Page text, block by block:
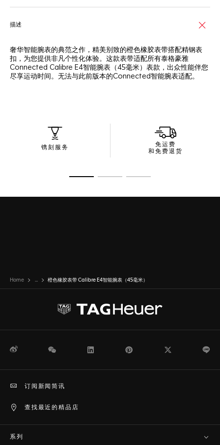
描述
奢华智能腕表的典范之作，精美别致的橙色橡胶表带搭配精钢表
扣，为您提供非凡个性化体验。这款表带适配所有泰格豪雅
Connected Calibre E4智能腕表（45毫米）表款，出众性能伴您
尽享运动时间。无法与此前版本的Connected智能腕表适配。
镌刻服务
免运费
和免费退货
Home ... 橙色橡胶表带 Calibre E4智能腕表（45毫米）
微博 WeChat Pinterest
查找最近的精品店
订阅新闻简讯
系列